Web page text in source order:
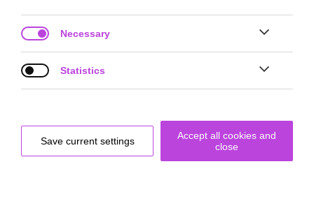
rücken, d
Show More

Necessary
Statistics
Save current settings
Accept all cookies and
close